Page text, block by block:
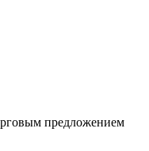
предложением